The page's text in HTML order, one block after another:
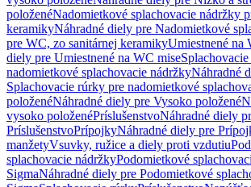
položenéNadomietkové splachovacie nádržky
keramikyNáhradné diely pre Nadomietkové
pre WC, zo sanitárnej keramikyUmiestnené na
diely pre Umiestnené na WC mise
nadomietkové splachovacie nádržkyNáhradné
Splachovacie rúrky pre nadomietkové
položenéNáhradné diely pre Vysoko položené
vysoko položenéPríslušenstvoNáhradné diely
PríslušenstvoPrípojkyNáhradné diely pre
manžetyVsuvky, ružice a diely proti vzdutiu
splachovacie nádržkyPodomietkové
SigmaNáhradné diely pre Podomietkové